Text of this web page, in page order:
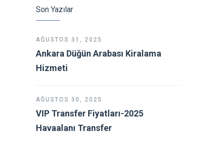
Son Yazılar
AĞUSTOS 31, 2025
Ankara Düğün Arabası Kiralama
Hizmeti
AĞUSTOS 30, 2025
VIP Transfer Fiyatları-2025
Havaalanı Transfer